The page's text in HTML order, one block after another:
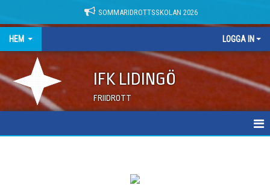
SOMMARIDROTTSSKOLAN 2026
HEM LOGGA IN
IFK LIDINGÖ
FRIIDROTT